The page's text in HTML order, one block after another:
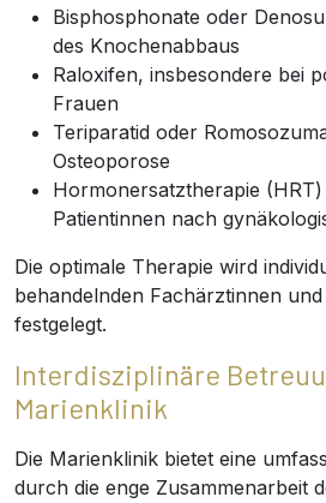
Bisphosphonate oder
des Knochenabbaus
Raloxifen, insbesondere bei
Frauen
Teriparatid oder
Osteoporose
Hormonersatztherapie (HRT)
Patientinnen nach
Die optimale Therapie wird
behandelnden Fachärztinnen
festgelegt.
Interdisziplinäre
Marienklinik
Die Marienklinik bietet eine
durch die enge Zusammenarbeit